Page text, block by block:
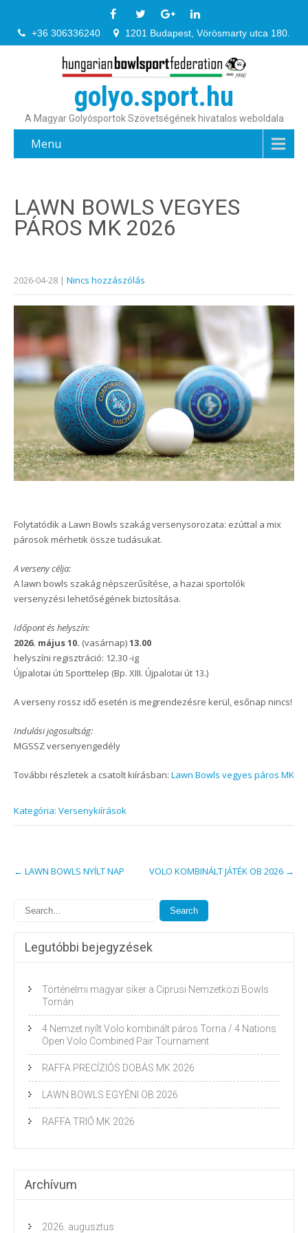
+36 306336240 1201 Budapest, Vörösmarty utca 180.
golyo.sport.hu
A Magyar Golyósportok Szövetségének hivatalos weboldala
Menu
LAWN BOWLS VEGYES
PÁROS MK 2026
2026-04-28 | Nincs hozzászólás
Folytatódik a Lawn Bowls szakág versenysorozata: ezúttal a mix
párosok mérhetik össze tudásukat.
A verseny célja:
A lawn bowls szakág népszerűsítése, a hazai sportolók
versenyzési lehetőségének biztosítása.
Időpont és helyszín:
2026. május 10. (vasárnap)13.00
helyszíni regisztráció: 12.30 -ig
Újpalotai úti Sporttelep (Bp. XIII. Újpalotai út 13.)
A verseny rossz idő esetén is megrendezésre kerül, esőnap nincs!
Indulási jogosultság:
MGSSZ versenyengedély
További részletek a csatolt kiírásban: Lawn Bowls vegyes páros MK
Kategória: Versenykiírások
navigation
← LAWN BOWLS NYÍLT NAP VOLO KOMBINÁLT JÁTÉK OB 2026 →
Legutóbbi bejegyzések
Történelmi magyar siker a Ciprusi Nemzetközi Bowls
Tornán
4 Nemzet nyílt Volo kombinált páros Torna / 4 Nations
Open Volo Combined Pair Tournament
RAFFA PRECÍZIÓS DOBÁS MK 2026
LAWN BOWLS EGYÉNI OB 2026
RAFFA TRIÓ MK 2026
Archívum
2026. augusztus